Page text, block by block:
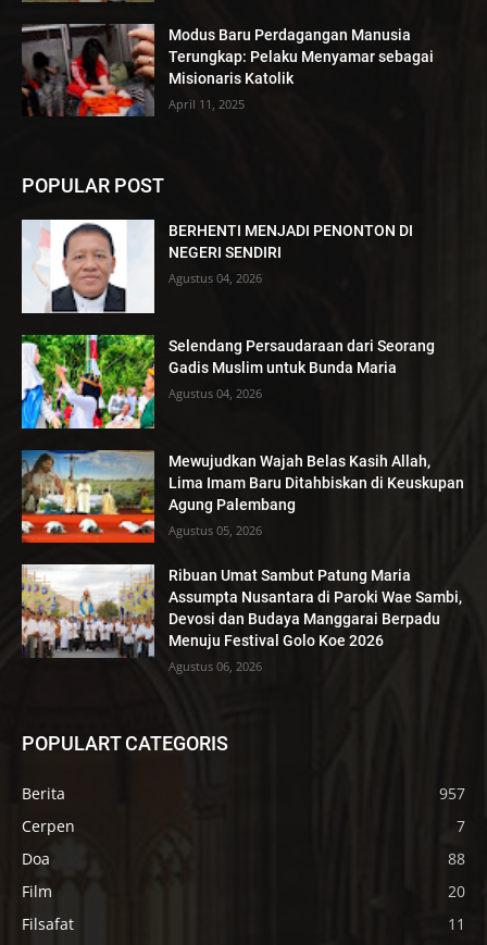
Modus Baru Perdagangan Manusia
Terungkap: Pelaku Menyamar sebagai
Misionaris Katolik
April 11, 2025
POPULAR POST
BERHENTI MENJADI PENONTON DI
NEGERI SENDIRI
Agustus 04, 2026
Selendang Persaudaraan dari Seorang
Gadis Muslim untuk Bunda Maria
Agustus 04, 2026
Mewujudkan Wajah Belas Kasih Allah,
Lima Imam Baru Ditahbiskan di Keuskupan
Agung Palembang
Agustus 05, 2026
Ribuan Umat Sambut Patung Maria
Assumpta Nusantara di Paroki Wae Sambi,
Devosi dan Budaya Manggarai Berpadu
Menuju Festival Golo Koe 2026
Agustus 06, 2026
POPULART CATEGORIS
Berita
957
Cerpen
7
Doa
88
Film
20
Filsafat
11